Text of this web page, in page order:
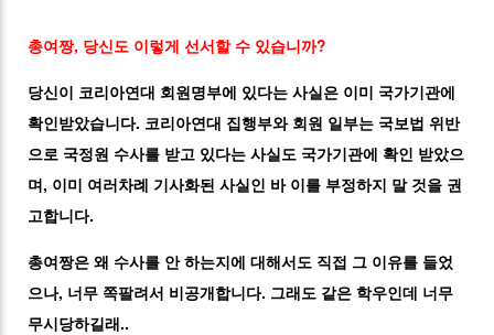
총여짱, 당신도 이렇게 선서할 수 있습니까?
당신이 코리아연대 회원명부에 있다는 사실은 이미 국가기관에
확인받았습니다. 코리아연대 집행부와 회원 일부는 국보법 위반
으로 국정원 수사를 받고 있다는 사실도 국가기관에 확인 받았으
며, 이미 여러차례 기사화된 사실인 바 이를 부정하지 말 것을 권
고합니다.
총여짱은 왜 수사를 안 하는지에 대해서도 직접 그 이유를 들었
으나, 너무 쪽팔려서 비공개합니다. 그래도 같은 학우인데 너무
무시당하길래..